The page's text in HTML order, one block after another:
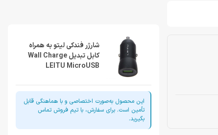
شارژر فندکی لیتو به همراه
کابل تبدیل Wall Charge
LEITU MicroUSB
این محصول به‌صورت اختصاصی و با هماهنگی قابل
تأمین است. برای سفارش، با تیم فروش تماس
بگیرید.